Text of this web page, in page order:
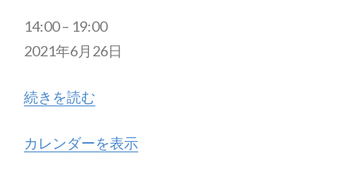
大
橋
里
×
14:00– 19:00
2021年6月26日
続きを読む
カレンダーを表示